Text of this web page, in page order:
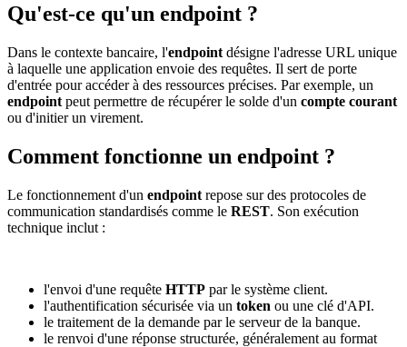
Qu'est-ce qu'un endpoint ?
Dans le contexte bancaire, l'endpoint désigne l'adresse URL unique
à laquelle une application envoie des requêtes. Il sert de porte
d'entrée pour accéder à des ressources précises. Par exemple, un
endpoint peut permettre de récupérer le solde d'un compte courant
ou d'initier un virement.
Comment fonctionne un endpoint ?
Le fonctionnement d'un endpoint repose sur des protocoles de
communication standardisés comme le REST. Son exécution
technique inclut :
l'envoi d'une requête HTTP par le système client.
l'authentification sécurisée via un token ou une clé d'API.
le traitement de la demande par le serveur de la banque.
le renvoi d'une réponse structurée, généralement au format